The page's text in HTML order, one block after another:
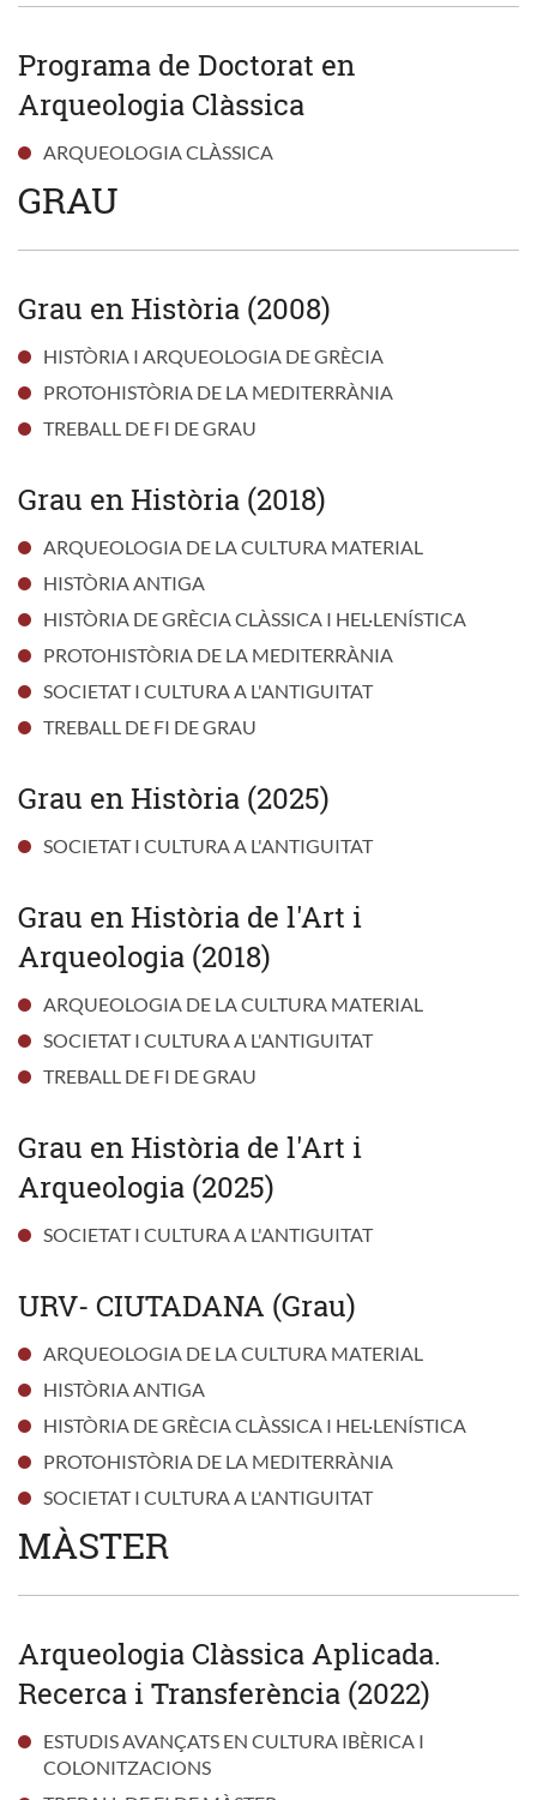
Programa de Doctorat en
Arqueologia Clàssica
ARQUEOLOGIA CLÀSSICA
GRAU
Grau en Història (2008)
HISTÒRIA I ARQUEOLOGIA DE GRÈCIA
PROTOHISTÒRIA DE LA MEDITERRÀNIA
TREBALL DE FI DE GRAU
Grau en Història (2018)
ARQUEOLOGIA DE LA CULTURA MATERIAL
HISTÒRIA ANTIGA
HISTÒRIA DE GRÈCIA CLÀSSICA I HEL·LENÍSTICA
PROTOHISTÒRIA DE LA MEDITERRÀNIA
SOCIETAT I CULTURA A L'ANTIGUITAT
TREBALL DE FI DE GRAU
Grau en Història (2025)
SOCIETAT I CULTURA A L'ANTIGUITAT
Grau en Història de l'Art i
Arqueologia (2018)
ARQUEOLOGIA DE LA CULTURA MATERIAL
SOCIETAT I CULTURA A L'ANTIGUITAT
TREBALL DE FI DE GRAU
Grau en Història de l'Art i
Arqueologia (2025)
SOCIETAT I CULTURA A L'ANTIGUITAT
URV- CIUTADANA (Grau)
ARQUEOLOGIA DE LA CULTURA MATERIAL
HISTÒRIA ANTIGA
HISTÒRIA DE GRÈCIA CLÀSSICA I HEL·LENÍSTICA
PROTOHISTÒRIA DE LA MEDITERRÀNIA
SOCIETAT I CULTURA A L'ANTIGUITAT
MÀSTER
Arqueologia Clàssica Aplicada.
Recerca i Transferència (2022)
ESTUDIS AVANÇATS EN CULTURA IBÈRICA I
COLONITZACIONS